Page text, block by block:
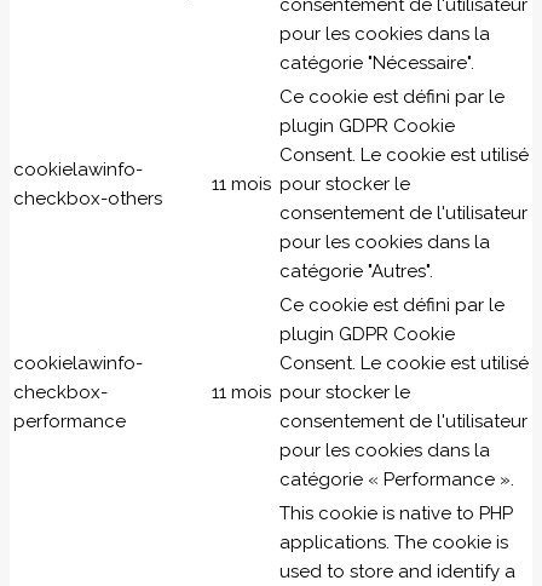
consentement de l'utilisateur
pour les cookies dans la
catégorie "Nécessaire".
cookielawinfo-
checkbox-others
11 mois
Ce cookie est défini par le
plugin GDPR Cookie
Consent. Le cookie est utilisé
pour stocker le
consentement de l'utilisateur
pour les cookies dans la
catégorie "Autres".
cookielawinfo-
checkbox-
performance
11 mois
Ce cookie est défini par le
plugin GDPR Cookie
Consent. Le cookie est utilisé
pour stocker le
consentement de l'utilisateur
pour les cookies dans la
catégorie « Performance ».
This cookie is native to PHP
applications. The cookie is
used to store and identify a